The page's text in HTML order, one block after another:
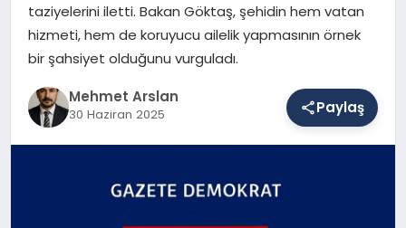
SAĞLIK
EĞITIM
taziyelerini iletti. Bakan Göktaş, şehidin hem vatan
hizmeti, hem de koruyucu ailelik yapmasının örnek
bir şahsiyet olduğunu vurguladı.
Mehmet Arslan
30 Haziran 2025 Paylaş